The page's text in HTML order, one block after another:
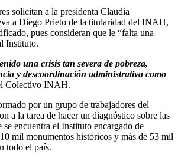
solicitan a la presidenta Claudia
a Diego Prieto de la titularidad del INAH,
pues consideran que le “falta una
Instituto.
una crisis tan severa de pobreza,
y descoordinación administrativa como
Colectivo INAH.
por un grupo de trabajadores del
a la tarea de hacer un diagnóstico sobre las
se encuentra el Instituto encargado de
mil monumentos históricos y más de 53 mil
todo el país.